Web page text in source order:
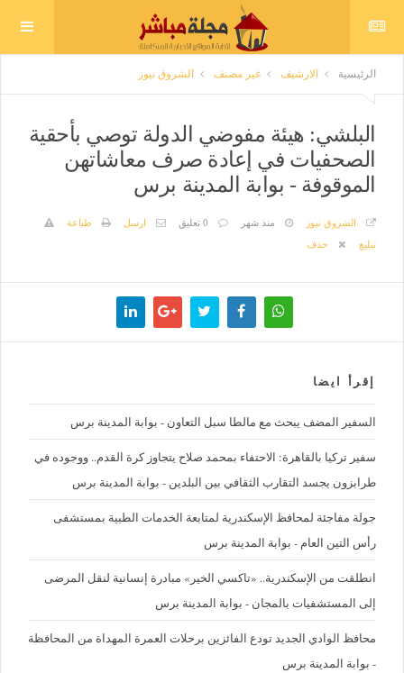
الرئيسية الارشيف غير مصنف الشروق نيوز
البلشي: هيئة مفوضي الدولة توصي بأحقية
الصحفيات في إعادة صرف معاشاتهن
الموقوفة - بوابة المدينة برس
الشروق نيوز منذ شهر 0 تعليق ارسل
طباعة
تبليغ
حذف
إقرأ ايضا
السفير المضف يبحث مع مالطا سبل التعاون - بوابة المدينة برس
سفير تركيا بالقاهرة: الاحتفاء بمحمد صلاح يتجاوز كرة القدم.. ووجوده في
طرابزون يجسد التقارب الثقافي بين البلدين - بوابة المدينة برس
جولة مفاجئة لمحافظ الإسكندرية لمتابعة الخدمات الطبية بمستشفى
رأس التين العام - بوابة المدينة برس
انطلقت من الإسكندرية.. «تاكسي الخير» مبادرة إنسانية لنقل المرضى
إلى المستشفيات بالمجان - بوابة المدينة برس
محافظ الوادي الجديد تودع الفائزين برحلات العمرة المهداة من المحافظة
- بوابة المدينة برس